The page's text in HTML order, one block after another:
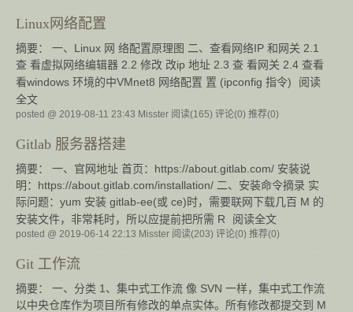
Linux网络配置
摘要： 一、Linux 网 络配置原理图 二、查看网络IP 和网关 2.1
查 看虚拟网络编辑器 2.2 修改 改ip 地址 2.3 查 看网关 2.4 查看
看windows 环境的中VMnet8 网络配置 置 (ipconfig 指令)
阅读
全文
posted @ 2019-08-11 23:43 Misster 阅读(165) 评论(0) 推荐(0)
Gitlab 服务器搭建
摘要： 一、官网地址 首页：https://about.gitlab.com/ 安装说
明：https://about.gitlab.com/installation/ 二、安装命令摘录 实
际问题：yum 安装 gitlab-ee(或 ce)时，需要联网下载几百 M 的
安装文件，非常耗时，所以应提前把所需 R
阅读全文
posted @ 2019-06-14 22:13 Misster 阅读(203) 评论(0) 推荐(0)
Git 工作流
摘要： 一、分类 1、集中式工作流 像 SVN 一样，集中式工作流
以中央仓库作为项目所有修改的单点实体。所有修改都提交到 M